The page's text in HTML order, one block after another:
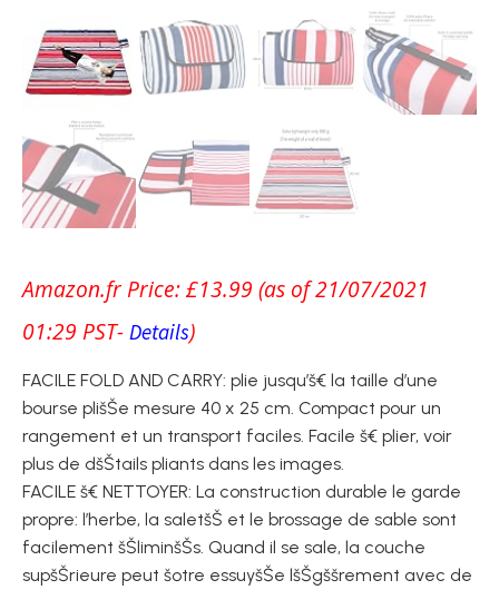
Amazon.fr Price:£13.99 (as of 21/07/2021
01:29 PST- Details)
FACILE FOLD AND CARRY: plie jusqu’š€ la taille d’une
bourse plišŠe mesure 40 x 25 cm. Compact pour un
rangement et un transport faciles. Facile š€ plier, voir
plus de dšŠtails pliants dans les images.
FACILE š€ NETTOYER: La construction durable le garde
propre: l’herbe, la saletšŠ et le brossage de sable sont
facilement šŠliminšŠs. Quand il se sale, la couche
supšŠrieure peut šºtre essuyšŠe lšŠgššrement avec de